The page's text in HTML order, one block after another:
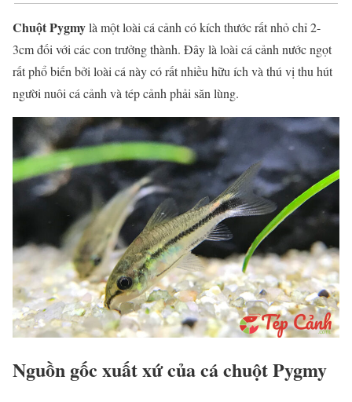
Chuột Pygmylà một loài cá cảnh có kích thước rất nhỏ chỉ 2-
3cm đối với các con trưởng thành. Đây là loài cá cảnh nước ngọt
rất phổ biến bởi loài cá này có rất nhiều hữu ích và thú vị thu hút
người nuôi cá cảnh và tép cảnh phải săn lùng.
Nguồn gốc xuất xứ của cá chuột Pygmy